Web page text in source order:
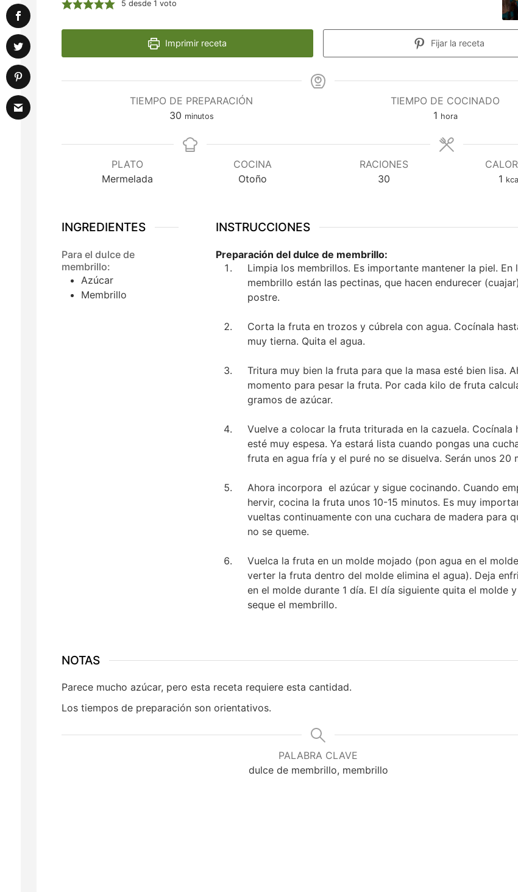
5 desde 1 voto
Imprimir receta Fijar la receta
TIEMPO DE PREPARACIÓN
30minutos
minutos
TIEMPO DE COCINADO
1hora
hora
PLATO
Mermelada
COCINA
Otoño
RACIONES
30
1
INGREDIENTES
Para el dulce de
membrillo:
Azúcar
Membrillo
INSTRUCCIONES
Preparación del dulce de membrillo:
Limpia los membrillos. Es importante mantener la piel. En
membrillo están las pectinas, que hacen endurecer
postre.
Corta la fruta en trozos y cúbrela con agua. Cocínala
muy tierna. Quita el agua.
Tritura muy bien la fruta para que la masa esté bien lisa.
momento para pesar la fruta. Por cada kilo de fruta
gramos de azúcar.
Vuelve a colocar la fruta triturada en la cazuela. Cocínala
esté muy espesa. Ya estará lista cuando pongas una
fruta en agua fría y el puré no se disuelva. Serán unos 20
Ahora incorpora el azúcar y sigue cocinando. Cuando
hervir, cocina la fruta unos 10-15 minutos. Es muy
vueltas continuamente con una cuchara de madera para
no se queme.
Vuelca la fruta en un molde mojado (pon agua en el
verter la fruta dentro del molde elimina el agua). Deja
en el molde durante 1 día. El día siguiente quita el molde
seque el membrillo.
NOTAS
Parece mucho azúcar, pero esta receta requiere esta cantidad.
Los tiempos de preparación son orientativos.
PALABRA CLAVE
dulce de membrillo, membrillo